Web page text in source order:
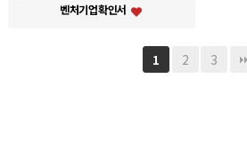
벤처기업확인서
1 2 3